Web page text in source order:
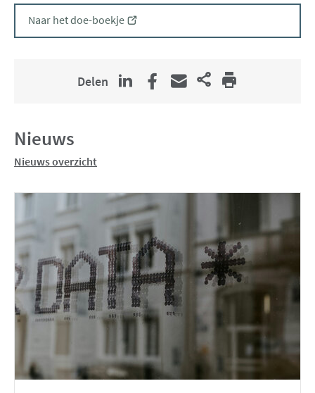
venster)
Naar het doe-boekje
nieuw
Delen
Nieuws
Nieuws overzicht